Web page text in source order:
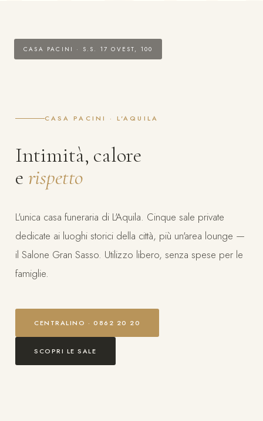
CASA PACINI · S.S. 17 OVEST, 100
CASA PACINI · L'AQUILA
Intimità, calore
e rispetto
L'unica casa funeraria di L'Aquila. Cinque sale private
dedicate ai luoghi storici della città, più un'area lounge —
il Salone Gran Sasso. Utilizzo libero, senza spese per le
famiglie.
CENTRALINO · 0862 20 20
SCOPRI LE SALE